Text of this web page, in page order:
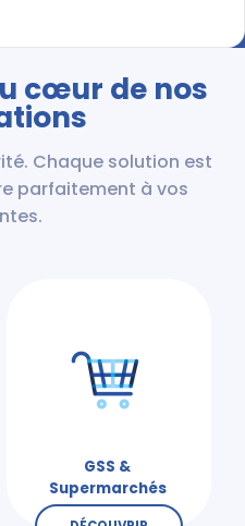
cœur de nos
Chaque solution est
parfaitement à vos
GSS &
Supermarchés